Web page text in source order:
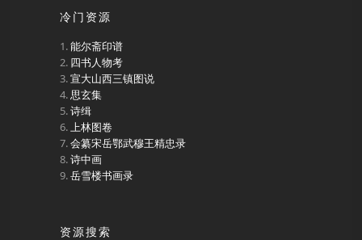
冷门资源
能尔斋印谱
四书人物考
宣大山西三镇图说
思玄集
诗缉
上林图卷
会纂宋岳鄂武穆王精忠录
诗中画
岳雪楼书画录
资源搜索